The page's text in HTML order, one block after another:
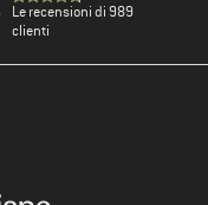
Le recensioni di 989
clienti